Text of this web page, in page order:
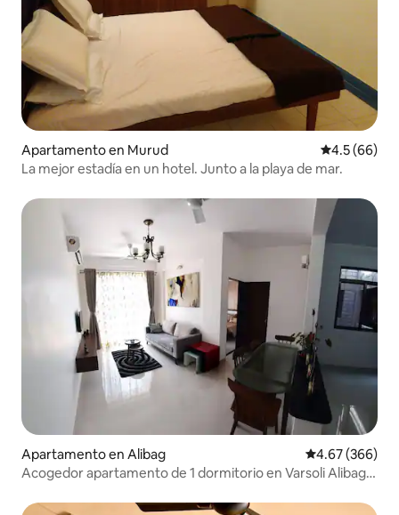
Apartamento en Murud Calificación
4.5 (66)
La mejor estadía en un hotel. Junto a la playa de mar.
Apartamento en Alibag Calificación
4.67 (366)
Acogedor apartamento de 1 dormitorio en Varsoli Alibag